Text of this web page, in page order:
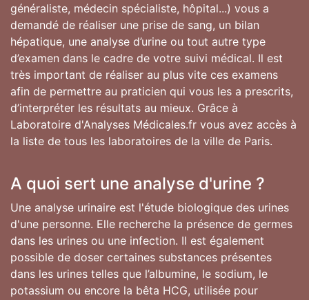
généraliste, médecin spécialiste, hôpital...) vous a
demandé de réaliser une prise de sang, un bilan
hépatique, une analyse d’urine ou tout autre type
d’examen dans le cadre de votre suivi médical. Il est
très important de réaliser au plus vite ces examens
afin de permettre au praticien qui vous les a prescrits,
d’interpréter les résultats au mieux. Grâce à
Laboratoire d'Analyses Médicales.fr vous avez accès à
la liste de tous les laboratoires de la ville de Paris.
A quoi sert une analyse d'urine ?
Une analyse urinaire est l'étude biologique des urines
d'une personne. Elle recherche la présence de germes
dans les urines ou une infection. Il est également
possible de doser certaines substances présentes
dans les urines telles que l’albumine, le sodium, le
potassium ou encore la bêta HCG, utilisée pour